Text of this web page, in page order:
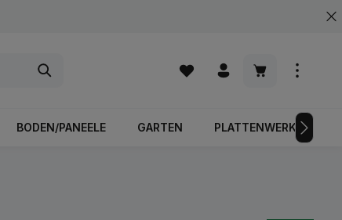
Warenkorb
BODEN/PANEELE GARTEN PLATTENWERKSTOFFE